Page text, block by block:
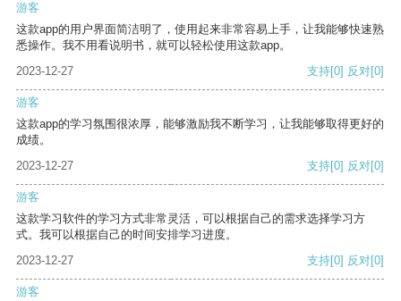
游客
这款app的用户界面简洁明了，使用起来非常容易上手，让我能够快速熟
悉操作。我不用看说明书，就可以轻松使用这款app。
2023-12-27
支持[0] 反对[0]
游客
这款app的学习氛围很浓厚，能够激励我不断学习，让我能够取得更好的
成绩。
2023-12-27
支持[0] 反对[0]
游客
这款学习软件的学习方式非常灵活，可以根据自己的需求选择学习方
式。我可以根据自己的时间安排学习进度。
2023-12-27
支持[0] 反对[0]
游客